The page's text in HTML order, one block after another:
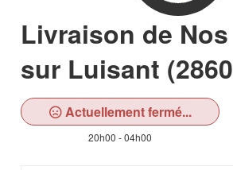
Livraison de
sur Luisant
Actuellement fermé...
20h00 - 04h00